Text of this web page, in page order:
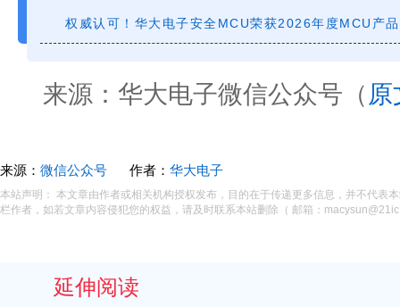
权威认可！华大电子安全MCU荣获2026年度MCU产
来源：华大电子微信公众号（
来源： 微信公众号 作者： 华大电子
本站声明： 本文章由作者或相关机构授权发布，目的在于传递更多信息，并不代表
栏作者，如若文章内容侵犯您的权益，请及时联系本站删除（ 邮箱：
延伸阅读